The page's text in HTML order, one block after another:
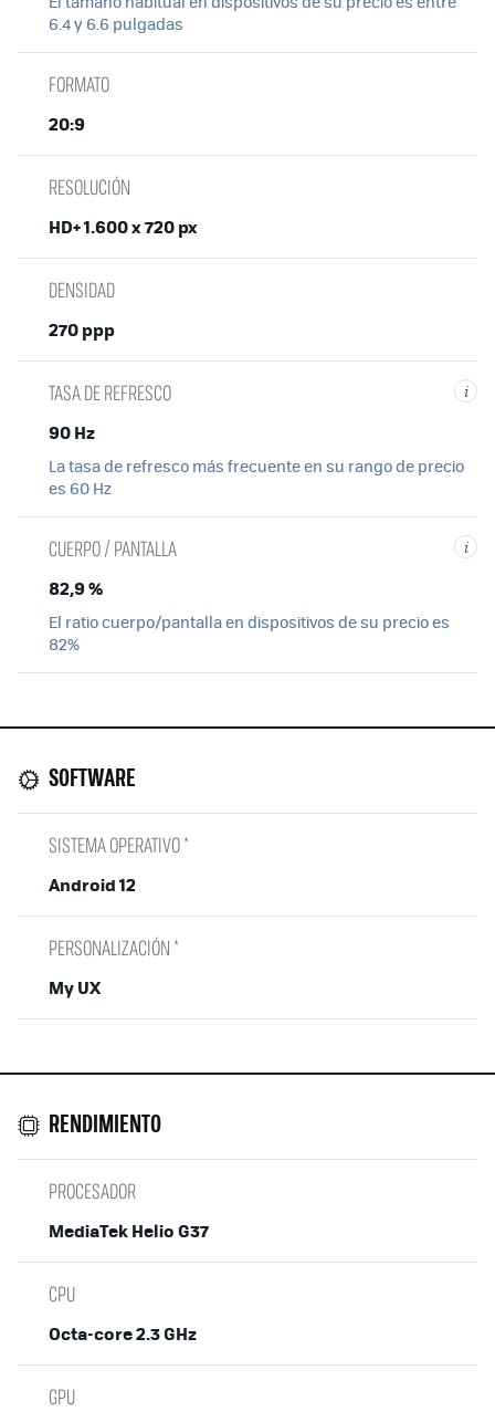
6.4 y 6.6 pulgadas
FORMATO
20:9
RESOLUCIÓN
HD+ 1.600 x 720 px
DENSIDAD
270 ppp
i
TASA DE REFRESCO
90 Hz
La tasa de refresco más frecuente en su rango de precio
es 60 Hz
i
CUERPO / PANTALLA
82,9 %
El ratio cuerpo/pantalla en dispositivos de su precio es
82%
SOFTWARE
SISTEMA OPERATIVO *
Android 12
PERSONALIZACIÓN *
My UX
RENDIMIENTO
PROCESADOR
MediaTek Helio G37
CPU
Octa-core 2.3 GHz
GPU